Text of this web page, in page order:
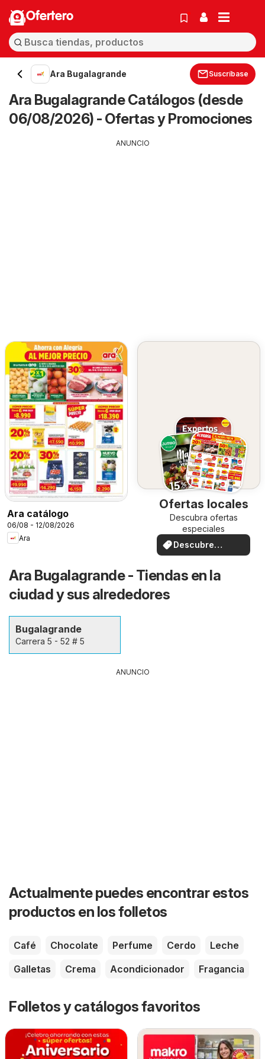
Ofertero
Ara Bugalagrande Suscríbase
Ara Bugalagrande Catálogos (desde
06/08/2026) - Ofertas y Promociones
ANUNCIO
Ara catálogo
06/08 - 12/08/2026
Ara
Ofertas locales
Descubra ofertas
especiales
Descubre
ofertas
Ara Bugalagrande - Tiendas en la
ciudad y sus alrededores
Bugalagrande
Carrera 5 - 52 # 5
ANUNCIO
Actualmente puedes encontrar estos
productos en los folletos
Café Chocolate Perfume Cerdo
Leche
Galletas
Crema Acondicionador Fragancia
Folletos y catálogos favoritos